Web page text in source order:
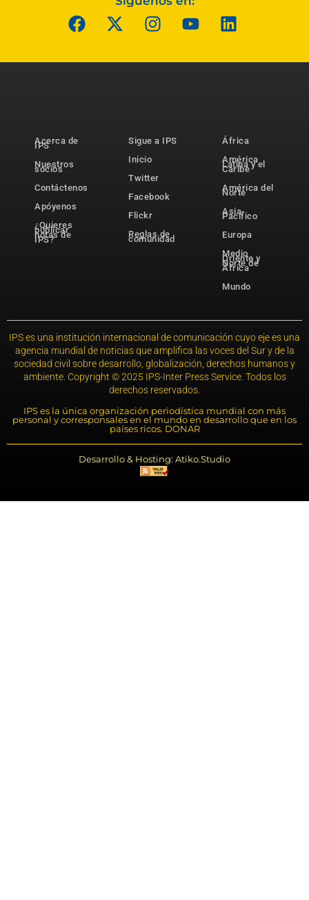
Acerca de
IPS
Nuestros
socios
Contáctenos
Apóyenos
¿Quieres
publicar
notas de
IPS?
Sigue a IPS
Inicio
Twitter
Facebook
Flickr
Reglas de
comunidad
África
América
Latina y el
Caribe
América del
Norte
Asia-
Pacífico
Europa
Medio
Oriente y
Norte de
África
Mundo
IPS es una institución internacional de comunicación cuyo eje es una
agencia mundial de noticias que amplifica las voces del Sur y de la
sociedad civil sobre desarrollo, globalización, derechos humanos y
ambiente. Copyright © 2025 IPS-Inter Press Service. Todos los
derechos reservados.
IPS es la única organización periodística mundial con más
personal y corresponsales en el mundo en desarrollo que en los
países ricos. DONAR
Desarrollo & Hosting: Atiko.Studio